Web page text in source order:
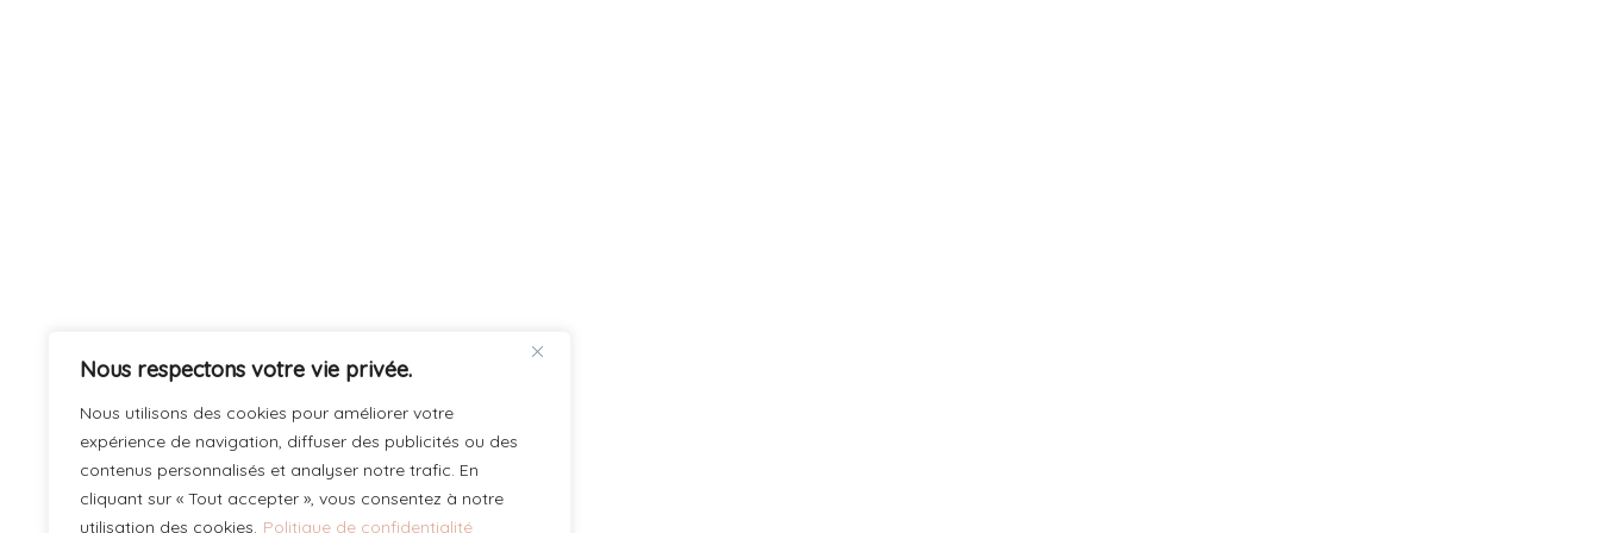
Nous respectons votre vie privée.
Nous utilisons des cookies pour améliorer votre
expérience de navigation, diffuser des publicités ou des
contenus personnalisés et analyser notre trafic. En
cliquant sur « Tout accepter », vous consentez à notre
utilisation des cookies. Politique de confidentialité